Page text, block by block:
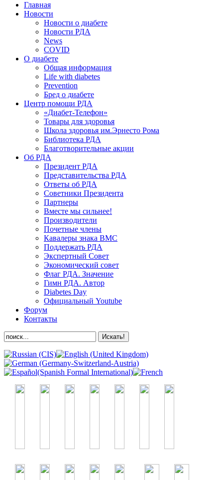
Главная
Новости
Новости о диабете
Новости РДА
News
COVID
О диабете
Общая информация
Life with diabetes
Prevention
Бред о диабете
Центр помощи РДА
«Диабет-Телефон»
Товары для здоровья
Школа здоровья им.Эрнесто Рома
Библиотека РДА
Благотворительные акции
Об РДА
Президент РДА
Представительства РДА
Ответы об РДА
Советники Президента
Партнеры
Вместе мы сильнее!
Производители
Почетные члены
Кавалеры знака ВМС
Поддержать РДА
Экспертный Совет
Экономический совет
Флаг РДА. Значение
Гимн РДА. Автор
Diabetes Day
Официальный Youtube
Форум
Контакты